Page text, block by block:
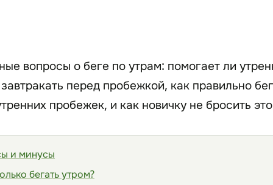
вопросы о беге по утрам: помогает ли
перед пробежкой, как правильно
пробежек, и как новичку не бросить
и минусы
бегать утром?